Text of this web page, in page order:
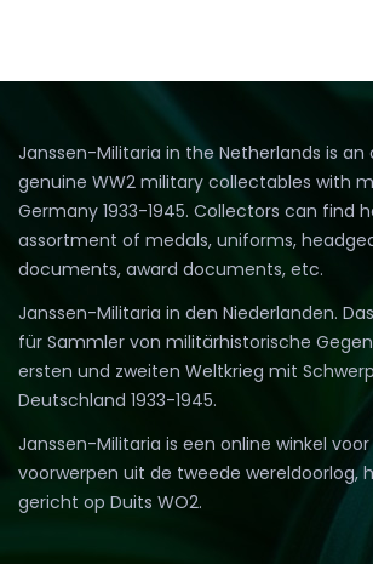
Janssen-Militaria in the Netherlands is an
genuine WW2 military collectables with
Germany 1933-1945. Collectors can find
assortment of medals, uniforms,
documents, award documents, etc.
Janssen-Militaria in den Niederlanden.
für Sammler von militärhistorische
ersten und zweiten Weltkrieg mit
Deutschland 1933-1945.
Janssen-Militaria is een online winkel
voorwerpen uit de tweede wereldoorlog,
gericht op Duits WO2.